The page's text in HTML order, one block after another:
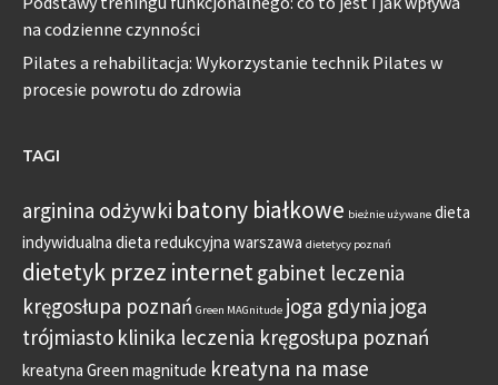
na codzienne czynności
Pilates a rehabilitacja: Wykorzystanie technik Pilates w
procesie powrotu do zdrowia
TAGI
arginina odżywki batony białkowe bieżnie używane dieta
indywidualna dieta redukcyjna warszawa dietetycy poznań
dietetyk przez internetgabinet leczenia
kręgosłupa poznań Green MAGnitude joga gdynia joga
trójmiasto klinika leczenia kręgosłupa poznań
kreatyna Green magnitude kreatyna na mase